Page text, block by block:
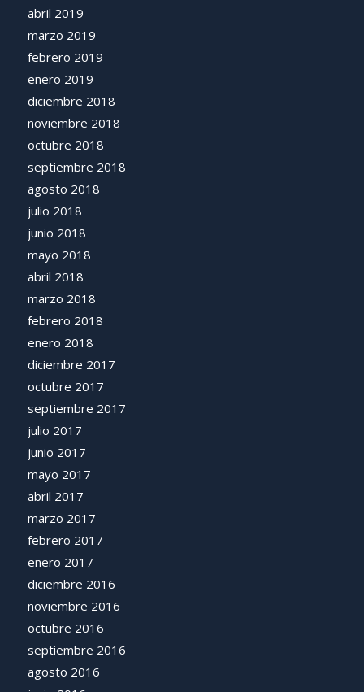
abril 2019
marzo 2019
febrero 2019
enero 2019
diciembre 2018
noviembre 2018
octubre 2018
septiembre 2018
agosto 2018
julio 2018
junio 2018
mayo 2018
abril 2018
marzo 2018
febrero 2018
enero 2018
diciembre 2017
octubre 2017
septiembre 2017
julio 2017
junio 2017
mayo 2017
abril 2017
marzo 2017
febrero 2017
enero 2017
diciembre 2016
noviembre 2016
octubre 2016
septiembre 2016
agosto 2016